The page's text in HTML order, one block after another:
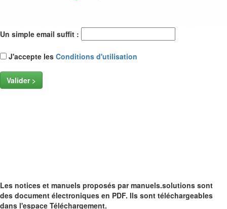
Un simple email suffit :
J'accepte les Conditions d'utilisation
Valider >
Les notices et manuels proposés par manuels.solutions sont
des document électroniques en PDF. Ils sont téléchargeables
dans l'espace Téléchargement.